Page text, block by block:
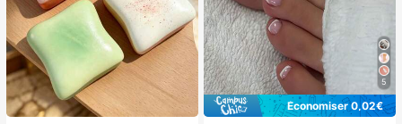
5
Économiser 0,02€